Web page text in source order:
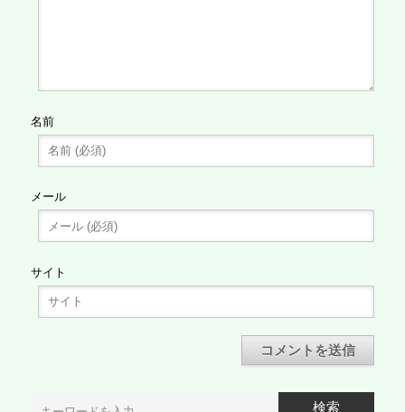
名前
メール
サイト
検索